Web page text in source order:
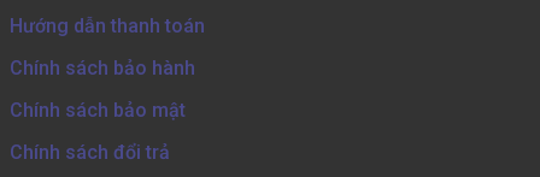
Hướng dẫn thanh toán
Chính sách bảo hành
Chính sách bảo mật
Chính sách đổi trả